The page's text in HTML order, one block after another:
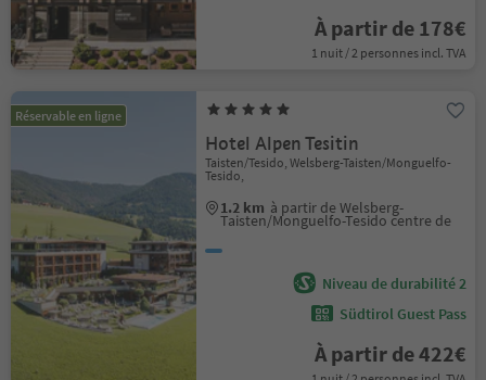
À partir de 178€
1 nuit / 2 personnes incl. TVA
Réservable en ligne
Hotel Alpen Tesitin
Taisten/Tesido, Welsberg-Taisten/Monguelfo-
Tesido,
1.2 km à partir de Welsberg-
Taisten/Monguelfo-Tesido centre de
Niveau de durabilité 2
Südtirol Guest Pass
À partir de 422€